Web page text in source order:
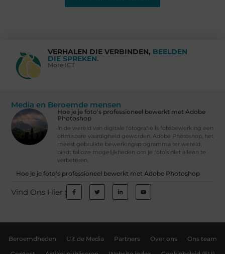
VERHALEN DIE VERBINDEN, BEELDEN
DIE SPREKEN.
More ICT
Media en Beroemde mensen
Hoe je je foto's professioneel bewerkt met Adobe
Photoshop
In de wereld van digitale fotografie is fotobewerking een
onmisbare vaardigheid geworden. Adobe Photoshop, het
meest gebruikte bewerkingsprogramma ter wereld,
biedt talloze mogelijkheden om je foto’s niet alleen te
verbeteren,
Hoe je je foto's professioneel bewerkt met Adobe Photoshop
Vind Ons Hier :
Beroemdheden Uit de Media Partners Over ons Ons team